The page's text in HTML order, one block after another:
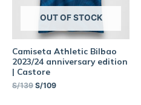
OUT OF STOCK
Camiseta Athletic Bilbao
2023/24 anniversary edition
| Castore
S/139 S/109